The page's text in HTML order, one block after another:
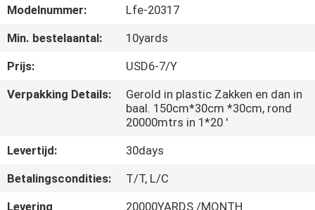
CONTACTEER
ONS
VRAAG
Modelnummer:
Lfe-20317
Min. bestelaantal:
10yards
Prijs:
USD6-7/Y
Verpakking Details:
Gerold in plastic Zakken en dan in
baal. 150cm*30cm *30cm, rond
20000mtrs in 1*20 '
Levertijd:
30days
Betalingscondities:
T/T, L/C
Levering
20000YARDS /MONTH